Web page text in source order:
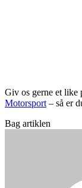
Giv os gerne et like
Motorsport – så er
Bag artiklen